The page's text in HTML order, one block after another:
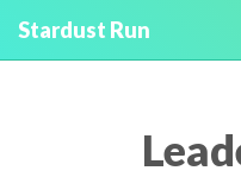
Stardust Run